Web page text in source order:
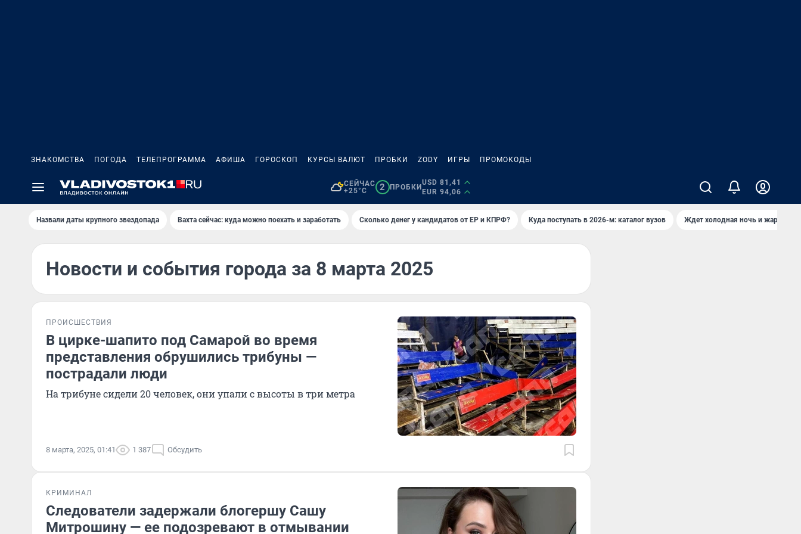
ЗНАКОМСТВА ПОГОДА ТЕЛЕПРОГРАММА АФИША ГОРОСКОП КУРСЫ ВАЛЮТ ПРОБКИ ZODY ИГРЫ ПРОМОКОДЫ
СЕЙЧАС
+25°C
2 ПРОБКИ
USD 81,41
EUR 94,06
Назвали даты крупного звездопада Вахта сейчас: куда можно поехать и заработать Сколько денег у кандидатов от ЕР и КПРФ? Куда поступать в 2026-м: каталог вузов Ждет холодная ночь и жаркий
Новости и события города за 8 марта 2025
ПРОИСШЕСТВИЯ
В цирке-шапито под Самарой во время
представления обрушились трибуны —
пострадали люди
На трибуне сидели 20 человек, они упали с высоты в три метра
8 марта, 2025, 01:41 1 387 Обсудить
КРИМИНАЛ
Следователи задержали блогершу Сашу
Митрошину — ее подозревают в отмывании